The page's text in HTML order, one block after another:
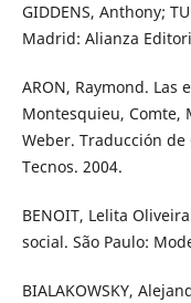
GIDDENS, Anthony;
Madrid: Alianza
ARON, Raymond. Las
Montesquieu, Comte,
Weber. Traducción
Tecnos. 2004.
BENOIT, Lelita
social. São Paulo:
BIALAKOWSKY,